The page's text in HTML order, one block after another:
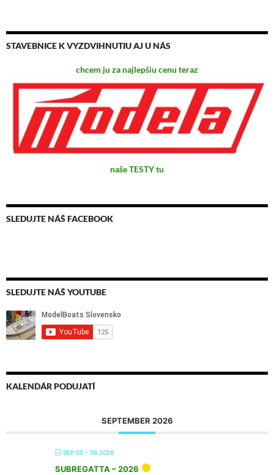
STAVEBNICE K VYZDVIHNUTIU AJ U NÁS
chcem ju za najlepšiu cenu teraz
naše TESTY tu
SLEDUJTE NÁŠ FACEBOOK
SLEDUJTE NÁŠ YOUTUBE
KALENDÁR PODUJATÍ
SEPTEMBER 2026
SEP 05 - 06 2026
SUBREGATTA – 2026